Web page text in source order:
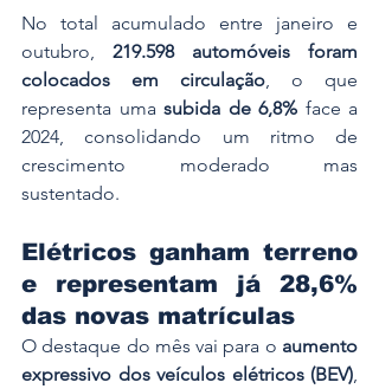
No total acumulado entre janeiro e
outubro, 219.598 automóveis foram
colocados em circulação, o que
representa uma subida de 6,8% face a
2024, consolidando um ritmo de
crescimento moderado mas
sustentado.
Elétricos ganham terreno
e representam já 28,6%
das novas matrículas
O destaque do mês vai para o aumento
expressivo dos veículos elétricos (BEV),